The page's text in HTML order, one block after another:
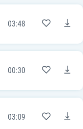
03:48
00:30
03:09